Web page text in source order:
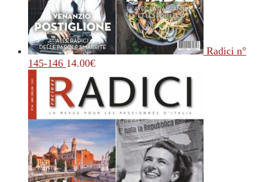
Radici n°
145-146 14.00€